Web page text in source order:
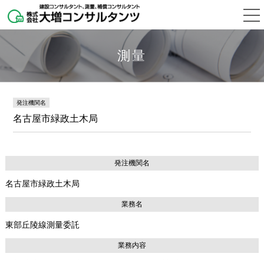
測量
発注機関名
名古屋市緑政土木局
発注機関名
名古屋市緑政土木局
業務名
東部丘陵線測量委託
業務内容